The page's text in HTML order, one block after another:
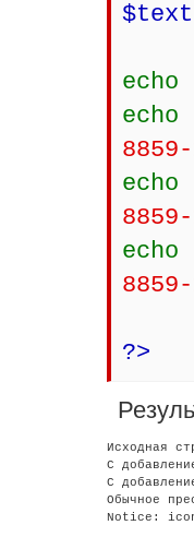
$text
echo
echo
echo
echo
?>
Исходная
С
С
Обычное